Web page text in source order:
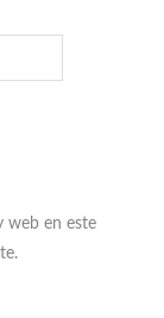
web en este